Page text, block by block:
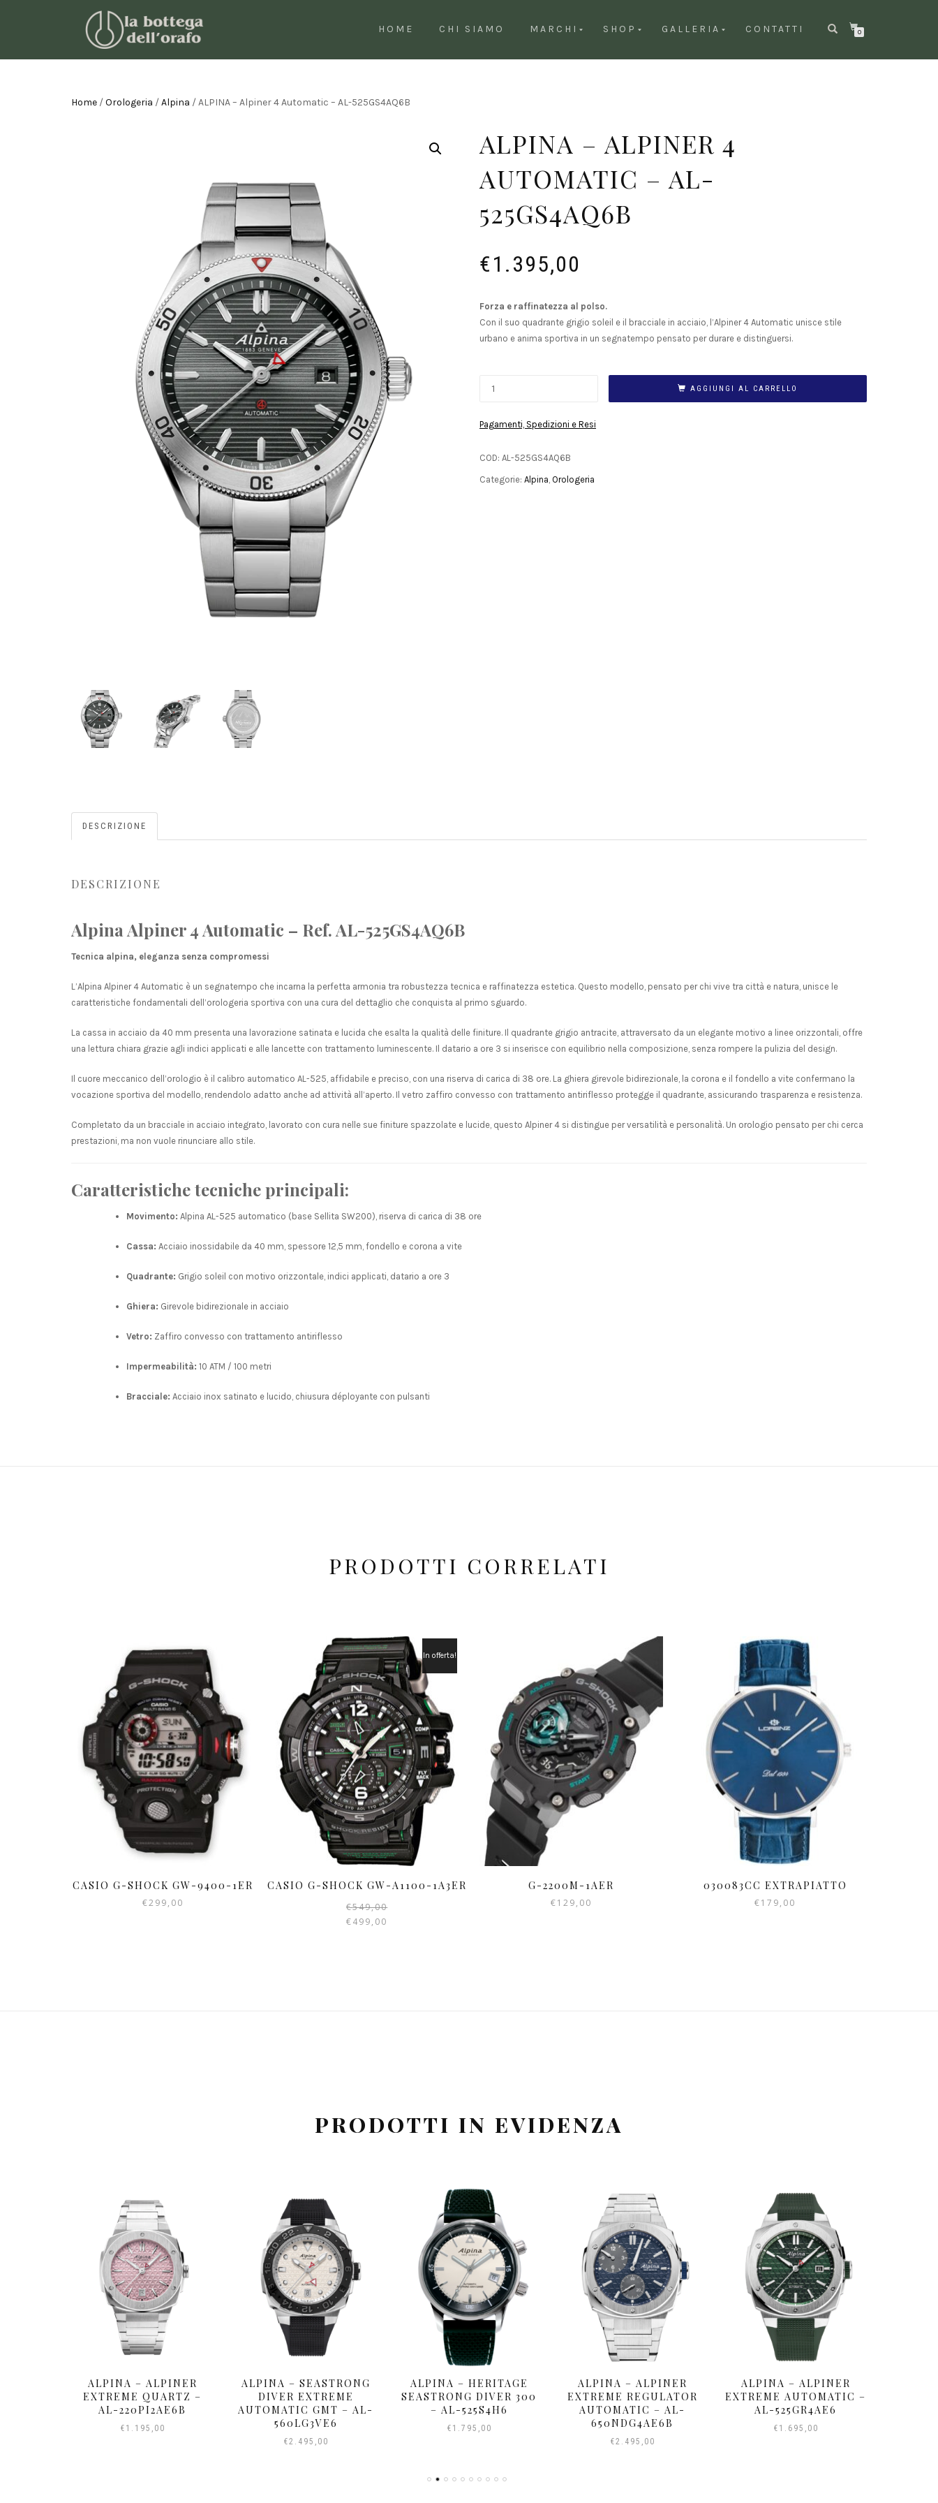
HOME CHI SIAMO MARCHI SHOP GALLERIA CONTATTI 0
Home /Orologeria /Alpina / ALPINA – Alpiner 4 Automatic – AL-525GS4AQ6B
ALPINA – ALPINER 4
AUTOMATIC – AL-
525GS4AQ6B
€1.395,00
Forza e raffinatezza al polso.
Con il suo quadrante grigio soleil e il bracciale in acciaio, l’Alpiner 4 Automatic unisce stile
urbano e anima sportiva in un segnatempo pensato per durare e distinguersi.
AGGIUNGI AL CARRELLO
Pagamenti, Spedizioni e Resi
COD: AL-525GS4AQ6B
Categorie: Alpina, Orologeria
DESCRIZIONE
DESCRIZIONE
Alpina Alpiner 4 Automatic – Ref. AL-525GS4AQ6B
Tecnica alpina, eleganza senza compromessi
L’Alpina Alpiner 4 Automatic è un segnatempo che incarna la perfetta armonia tra robustezza tecnica e raffinatezza estetica. Questo modello, pensato per chi vive tra città e natura, unisce le
caratteristiche fondamentali dell’orologeria sportiva con una cura del dettaglio che conquista al primo sguardo.
La cassa in acciaio da 40 mm presenta una lavorazione satinata e lucida che esalta la qualità delle finiture. Il quadrante grigio antracite, attraversato da un elegante motivo a linee orizzontali, offre
una lettura chiara grazie agli indici applicati e alle lancette con trattamento luminescente. Il datario a ore 3 si inserisce con equilibrio nella composizione, senza rompere la pulizia del design.
Il cuore meccanico dell’orologio è il calibro automatico AL-525, affidabile e preciso, con una riserva di carica di 38 ore. La ghiera girevole bidirezionale, la corona e il fondello a vite confermano la
vocazione sportiva del modello, rendendolo adatto anche ad attività all’aperto. Il vetro zaffiro convesso con trattamento antiriflesso protegge il quadrante, assicurando trasparenza e resistenza.
Completato da un bracciale in acciaio integrato, lavorato con cura nelle sue finiture spazzolate e lucide, questo Alpiner 4 si distingue per versatilità e personalità. Un orologio pensato per chi cerca
prestazioni, ma non vuole rinunciare allo stile.
Caratteristiche tecniche principali:
Movimento: Alpina AL-525 automatico (base Sellita SW200), riserva di carica di 38 ore
Cassa: Acciaio inossidabile da 40 mm, spessore 12,5 mm, fondello e corona a vite
Quadrante: Grigio soleil con motivo orizzontale, indici applicati, datario a ore 3
Ghiera: Girevole bidirezionale in acciaio
Vetro: Zaffiro convesso con trattamento antiriflesso
Impermeabilità: 10 ATM / 100 metri
Bracciale: Acciaio inox satinato e lucido, chiusura déployante con pulsanti
PRODOTTI CORRELATI
CASIO G-SHOCK GW-9400-1ER
€299,00
CASIO G-SHOCK GW-A1100-1A3ER
In offerta!
€549,00
€499,00
G-2200M-1AER
€129,00
030083CC EXTRAPIATTO
€179,00
PRODOTTI IN EVIDENZA
ALPINA – ALPINER
EXTREME QUARTZ –
AL-220PI2AE6B
€ 1.195,00
ALPINA – SEASTRONG
DIVER EXTREME
AUTOMATIC GMT – AL-
560LG3VE6
€2.495,00
ALPINA – HERITAGE
SEASTRONG DIVER 300
– AL-525S4H6
€ 1.795,00
ALPINA – ALPINER
EXTREME REGULATOR
AUTOMATIC – AL-
650NDG4AE6B
€2.495,00
ALPINA – ALPINER
EXTREME AUTOMATIC –
AL-525GR4AE6
€ 1.695,00